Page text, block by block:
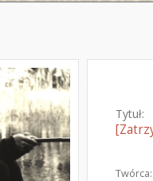
Tytuł:
Twórca: